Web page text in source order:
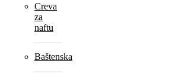
Creva
za
naftu
Baštenska